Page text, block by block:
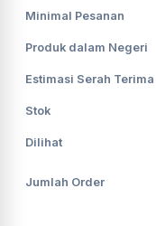
Minimal Pesanan
Produk dalam Negeri
Estimasi Serah Terima
Stok
Dilihat
Jumlah Order